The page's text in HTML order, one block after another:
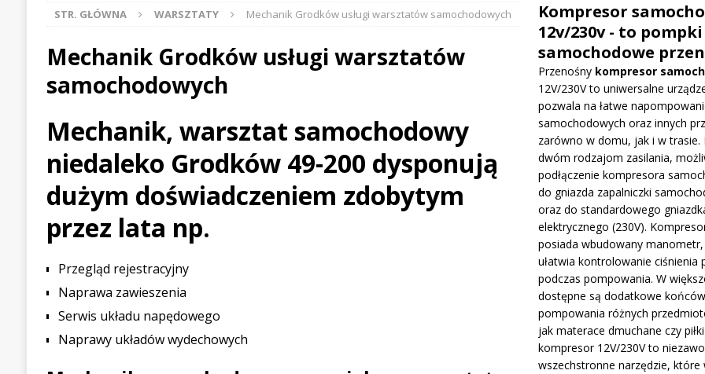
[ 23 lipca 2026 ] Days of Thunder 2: Tom Cruise wraca za kierownicę NASCAR
WIADOMOŚCI
BRANŻOWE
McLaren wprowadza dużą aktualizację na GP Węgier i testuje skrzydło Macarena
[ 21 lipca 2026 ] Palou wygrywa IndyCar w Nashville i ucieka w mistrzostwach
WIADOMOŚCI
WYŚCIGOWE
Kia Sportage – osiągi, wersje silnikowe i pierwsze wrażenia z jazdy testowej
PIERWSZE JAZDY
STR. GŁÓWNA WARSZTATY Mechanik Grodków usługi warsztatów samochodowych
Mechanik Grodków usługi warsztatów
samochodowych
Mechanik, warsztat samochodowy
niedaleko Grodków 49-200 dysponują
dużym doświadczeniem zdobytym
przez lata np.
Przegląd rejestracyjny
Naprawa zawieszenia
Serwis układu napędowego
Naprawy układów wydechowych
Kompresor
12v/230v - to pompki
samochodowe
Przenośny kompresor
12V/230V to uniwersalne
pozwala na łatwe
samochodowych oraz innych
zarówno w domu, jak i w trasie.
dwóm rodzajom zasilania,
podłączenie kompresora
do gniazda zapalniczki
oraz do standardowego
elektrycznego (230V).
posiada wbudowany
ułatwia kontrolowanie ciśnienia
podczas pompowania. W
dostępne są dodatkowe
pompowania różnych
jak materace dmuchane czy
kompresor 12V/230V to
wszechstronne narzędzie,